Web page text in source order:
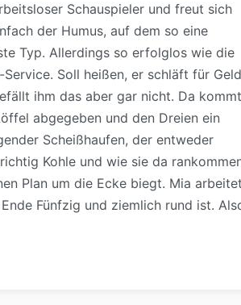
Schauspieler und freut sich
der Humus, auf dem so eine
Typ. Allerdings so erfolglos wie die
Soll heißen, er schläft für Geld
ihm das aber gar nicht. Da kommt
abgegeben und den Dreien ein
Scheißhaufen, der entweder
Kohle und wie sie da
Plan um die Ecke biegt. Mia arbeitet
Fünfzig und ziemlich rund ist.